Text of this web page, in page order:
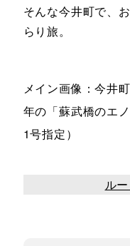
そんな今井町で、
らり旅。
メイン画像：今井
年の「蘇武橋のエ
1号指定）
ル